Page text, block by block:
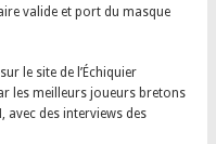
valide et port du masque
le site de l’Échiquier
les meilleurs joueurs bretons
avec des interviews des